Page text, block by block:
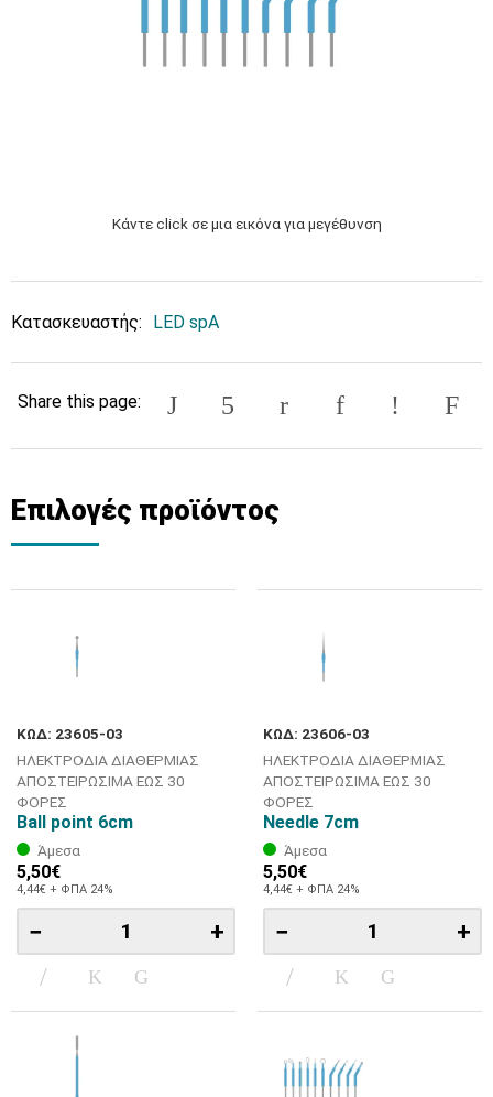
Κάντε click σε μια εικόνα για μεγέθυνση
Κατασκευαστής: LED spA
Share this page:
Επιλογές προϊόντος
ΚΩΔ: 23605-03
ΗΛΕΚΤΡΟΔΙΑ ΔΙΑΘΕΡΜΙΑΣ
ΑΠΟΣΤΕΙΡΩΣΙΜΑ ΕΩΣ 30
ΦΟΡΕΣ
Ball point 6cm
Άμεσα
5,50€
4,44€ + ΦΠΑ 24%
− +
ΚΩΔ: 23606-03
ΗΛΕΚΤΡΟΔΙΑ ΔΙΑΘΕΡΜΙΑΣ
ΑΠΟΣΤΕΙΡΩΣΙΜΑ ΕΩΣ 30
ΦΟΡΕΣ
Needle 7cm
Άμεσα
5,50€
4,44€ + ΦΠΑ 24%
− +